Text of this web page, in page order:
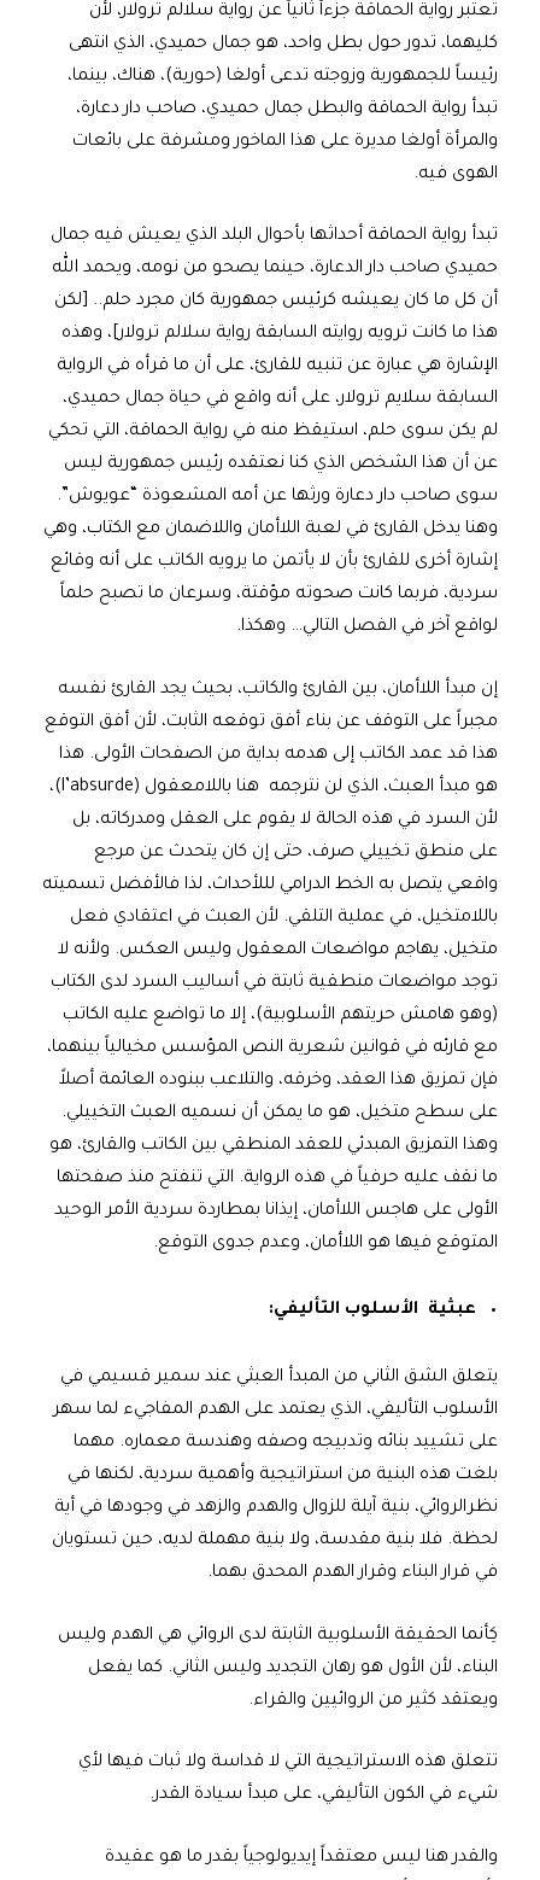
تعتبر رواية الحماقة جزءاً ثانياً عن رواية سلالم ترولار، لأن
كليهما، تدور حول بطل واحد، هو جمال حميدي، الذي انتهى
رئيساً للجمهورية وزوجته تدعى أولغا (حورية)، هناك، بينما،
تبدأ رواية الحماقة والبطل جمال حميدي، صاحب دار دعارة،
والمرأة أولغا مديرة على هذا الماخور ومشرفة على بائعات
الهوى فيه.
تبدأ رواية الحماقة أحداثها بأحوال البلد الذي يعيش فيه جمال
حميدي صاحب دار الدعارة، حينما يصحو من نومه، ويحمد الله
أن كل ما كان يعيشه كرئيس جمهورية كان مجرد حلم.. [لكن
هذا ما كانت ترويه روايته السابقة رواية سلالم ترولار]، وهذه
الإشارة هي عبارة عن تنبيه للقارئ، على أن ما قرأه في الرواية
السابقة سلايم ترولار، على أنه واقع في حياة جمال حميدي،
لم يكن سوى حلم، استيقظ منه في رواية الحماقة، التي تحكي
عن أن هذا الشخص الذي كنا نعتقده رئيس جمهورية ليس
سوى صاحب دار دعارة ورثها عن أمه المشعوذة “عويوش”.
وهنا يدخل القارئ في لعبة اللاأمان واللاضمان مع الكتاب، وهي
إشارة أخرى للقارئ بأن لا يأتمن ما يرويه الكاتب على أنه وقائع
سردية، فربما كانت صحوته مؤقتة، وسرعان ما تصبح حلماً
لواقع آخر في الفصل التالي… وهكذا.
إن مبدأ اللاأمان، بين القارئ والكاتب، بحيث يجد القارئ نفسه
مجبراً على التوقف عن بناء أفق توقعه الثابت، لأن أفق التوقع
هذا قد عمد الكاتب إلى هدمه بداية من الصفحات الأولى. هذا
هو مبدأ العبث، الذي لن نترجمه هنا باللامعقول (l’absurde)،
لأن السرد في هذه الحالة لا يقوم على العقل ومدركاته، بل
على منطق تخييلي صرف، حتى إن كان يتحدث عن مرجع
واقعي يتصل به الخط الدرامي لللأحداث، لذا فالأفضل تسميته
باللامتخيل، في عملية التلقي. لأن العبث في اعتقادي فعل
متخيل، يهاجم مواضعات المعقول وليس العكس. ولأنه لا
توجد مواضعات منطقية ثابتة في أساليب السرد لدى الكتاب
(وهو هامش حريتهم الأسلوبية)، إلا ما تواضع عليه الكاتب
مع قارئه في قوانين شعرية النص المؤسس مخيالياً بينهما،
فإن تمزيق هذا العقد، وخرقه، والتلاعب ببنوده العائمة أصلاً
على سطح متخيل، هو ما يمكن أن نسميه العبث التخييلي.
وهذا التمزيق المبدئي للعقد المنطقي بين الكاتب والقارئ، هو
ما نقف عليه حرفياً في هذه الرواية. التي تنفتح منذ صفحتها
الأولى على هاجس اللاأمان، إيذانا بمطاردة سردية الأمر الوحيد
المتوقع فيها هو اللاأمان، وعدم جدوى التوقع.
عبثية الأسلوب التأليفي:
يتعلق الشق الثاني من المبدأ العبثي عند سمير قسيمي في
الأسلوب التأليفي، الذي يعتمد على الهدم المفاجيء لما سهر
على تشييد بنائه وتدبيجه وصفه وهندسة معماره. مهما
بلغت هذه البنية من استراتيجية وأهمية سردية، لكنها في
نظرالروائي، بنية آيلة للزوال والهدم والزهد في وجودها في أية
لحظة. فلا بنية مقدسة، ولا بنية مهملة لديه، حين تستويان
في قرار البناء وقرار الهدم المحدق بهما.
كِأنما الحقيقة الأسلوبية الثابتة لدى الروائي هي الهدم وليس
البناء، لأن الأول هو رهان التجديد وليس الثاني. كما يفعل
ويعتقد كثير من الروائيين والقراء.
تتعلق هذه الاستراتيجية التي لا قداسة ولا ثبات فيها لأي
شيء في الكون التأليفي، على مبدأ سيادة القدر.
والقدر هنا ليس معتقداً إيديولوجياً بقدر ما هو عقيدة